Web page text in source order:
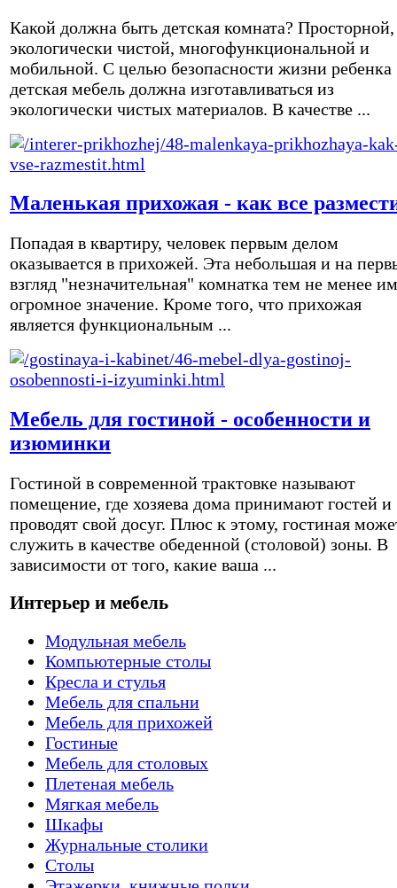
Какой должна быть детская комната? Просторной,
экологически чистой, многофункциональной и
мобильной. С целью безопасности жизни ребенка
детская мебель должна изготавливаться из
экологически чистых материалов. В качестве ...
Маленькая прихожая - как все
Попадая в квартиру, человек первым делом
оказывается в прихожей. Эта небольшая и на
взгляд "незначительная" комнатка тем не менее
огромное значение. Кроме того, что прихожая
является функциональным ...
Мебель для гостиной - особенности и
изюминки
Гостиной в современной трактовке называют
помещение, где хозяева дома принимают гостей и
проводят свой досуг. Плюс к этому, гостиная
служить в качестве обеденной (столовой) зоны. В
зависимости от того, какие ваша ...
Интерьер и мебель
Модульная мебель
Компьютерные столы
Кресла и стулья
Мебель для спальни
Мебель для прихожей
Гостиные
Мебель для столовых
Плетеная мебель
Мягкая мебель
Шкафы
Журнальные столики
Столы